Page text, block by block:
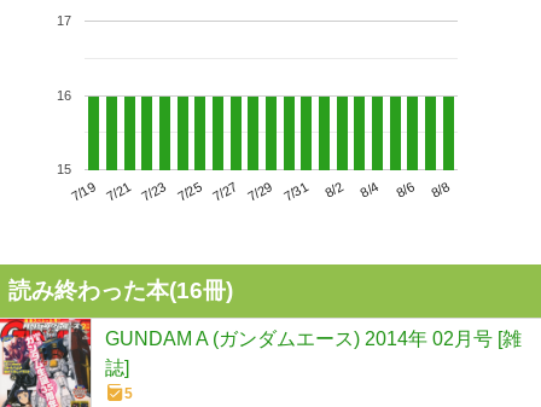
7/19 7/21 7/23 7/25 7/27 7/29 7/31 8/2 8/4 8/6 8/8
15
16
17
読み終わった本(16冊)
GUNDAM A (ガンダムエース) 2014年 02月号 [雑
誌]
5